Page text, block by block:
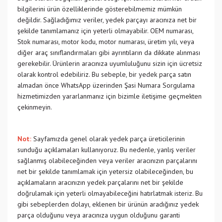
bilgilerini ürün özelliklerinde gösterebilmemiz mümkün
değildir. Sağladığımız veriler, yedek parçayı aracınıza net bir
şekilde tanımlamanız için yeterli olmayabilir. OEM numarası,
Stok numarası, motor kodu, motor numarası, üretim yılı, veya
diğer araç sınıflandırmaları gibi ayrıntıların da dikkate alınması
gerekebilir. Ürünlerin aracınıza uyumluluğunu sizin için ücretsiz
olarak kontrol edebiliriz. Bu sebeple, bir yedek parça satın
almadan önce WhatsApp üzerinden Şasi Numara Sorgulama
hizmetimizden yararlanmanız için bizimle iletişime geçmekten
çekinmeyin.
Not: Sayfamızda genel olarak yedek parça üreticilerinin
sunduğu açıklamaları kullanıyoruz. Bu nedenle, yanlış veriler
sağlanmış olabileceğinden veya veriler aracınızın parçalarını
net bir şekilde tanımlamak için yetersiz olabileceğinden, bu
açıklamaların aracınızın yedek parçalarını net bir şekilde
doğrulamak için yeterli olmayabileceğini hatırlatmak isteriz. Bu
gibi sebeplerden dolayı, eklenen bir ürünün aradığınız yedek
parça olduğunu veya aracınıza uygun olduğunu garanti